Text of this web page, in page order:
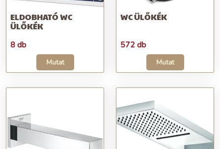
ELDOBHATÓ WC
ÜLŐKÉK
8 db
Mutat
WC ÜLŐKÉK
572 db
Mutat